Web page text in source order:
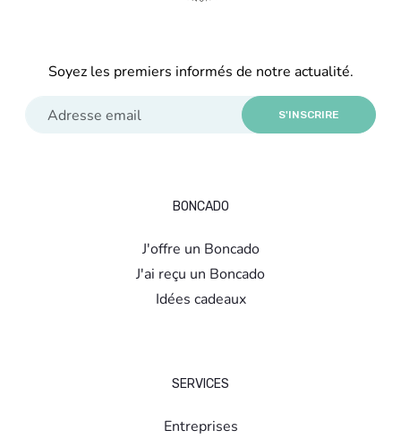
Soyez les premiers informés de notre actualité.
S'INSCRIRE
BONCADO
J'offre un Boncado
J'ai reçu un Boncado
Idées cadeaux
SERVICES
Entreprises